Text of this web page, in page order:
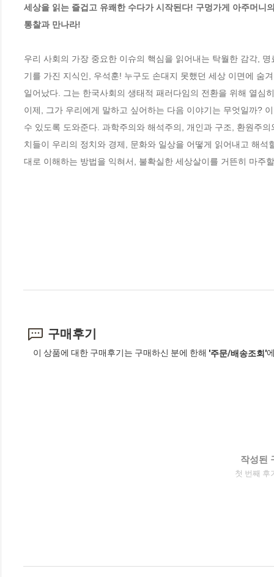
세상을 읽는 즐겁고 유쾌한 수다가 시작된다! 구멍가게 아주머니
통찰과 만나라!
우리 사회의 가장 중요한 이슈의 핵심을 읽어내는 탁월한 감각,
기를 가진 지식인, 우석훈! 누구도 손대지 못했던 세상 이면에 숨
일어났다. 그는 한국사회의 생태적 패러다임의 전환을 위해 열심
이제, 그가 우리에게 말하고 싶어하는 다음 이야기는 무엇일까?
수 있도록 도와준다. 과학주의와 해석주의, 개인과 구조, 환원주
치들이 우리의 정치와 경제, 문화와 일상을 어떻게 읽어내고 해
대로 이해하는 방법을 익혀서, 불확실한 세상살이를 거뜬히 마주
구매후기
이 상품에 대한 구매후기는 구매하신 분에 한해 '주문/배송조회'
작성된
첫 번째 후